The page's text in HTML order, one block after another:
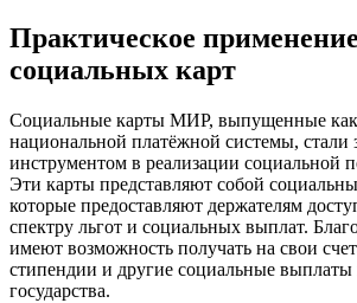
Практическое применение
социальных карт
Социальные карты МИР, выпущенные как
национальной платёжной системы,
инструментом в реализации социальной
Эти карты представляют собой
которые предоставляют держателям
спектру льгот и социальных выплат.
имеют возможность получать на свои
стипендии и другие социальные
государства.